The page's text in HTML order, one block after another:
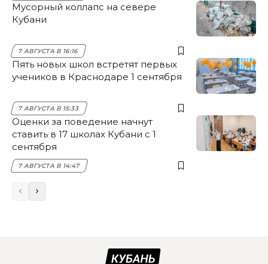
Мусорный коллапс на севере
Кубани
7 АВГУСТА В 16:16
Пять новых школ встретят первых
учеников в Краснодаре 1 сентября
7 АВГУСТА В 15:33
Оценки за поведение начнут
ставить в 17 школах Кубани с 1
сентября
7 АВГУСТА В 14:47